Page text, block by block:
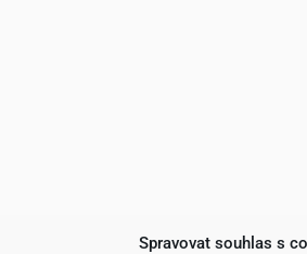
Spravovat souhlas s